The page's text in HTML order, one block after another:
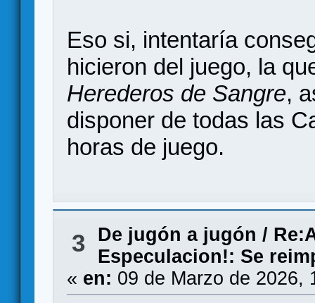
Eso si, intentaría
hicieron del juego, la
Herederos de Sangre,
disponer de todas las
horas de juego.
3 De jugón a jugón /
Especulacion!: Se
« en: 09 de Marzo de 2026,